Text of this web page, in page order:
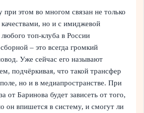
при этом во многом связан не только
но и с имиджевой
топ-клуба в России
– это всегда громкий
Уже сейчас его называют
подчёркивая, что такой трансфер
но и в медиапространстве. При
от Баринова будет зависеть от того,
он впишется в систему, и смогут ли